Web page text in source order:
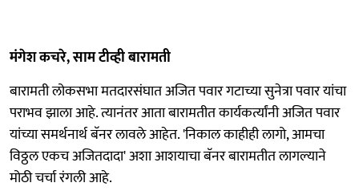
मंगेश कचरे, साम टीव्ही बारामती
बारामती लोकसभा मतदारसंघात अजित पवार गटाच्या सुनेत्रा पवार यांचा
पराभव झाला आहे. त्यानंतर आता बारामतीत कार्यकर्त्यांनी अजित पवार
यांच्या समर्थनार्थ बॅनर लावले आहेत. 'निकाल काहीही लागो, आमचा
विठ्ठल एकच अजितदादा' अशा आशयाचा बॅनर बारामतीत लागल्याने
मोठी चर्चा रंगली आहे.